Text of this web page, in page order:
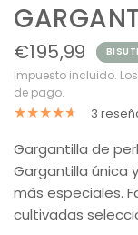
€195,99
Impuesto incluido. Los
de pago.
3
Gargantilla de
Gargantilla única
más especiales.
cultivadas